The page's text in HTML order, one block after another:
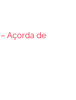
Açorda de